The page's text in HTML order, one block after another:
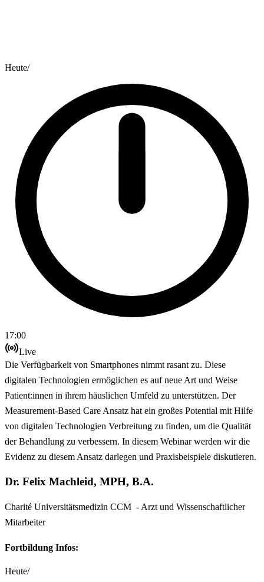
Heute/
17:00
Live
Die Verfügbarkeit von Smartphones nimmt rasant zu. Diese
digitalen Technologien ermöglichen es auf neue Art und Weise
Patient:innen in ihrem häuslichen Umfeld zu unterstützen. Der
Measurement-Based Care Ansatz hat ein großes Potential mit Hilfe
von digitalen Technologien Verbreitung zu finden, um die Qualität
der Behandlung zu verbessern. In diesem Webinar werden wir die
Evidenz zu diesem Ansatz darlegen und Praxisbeispiele diskutieren.
Dr. Felix Machleid, MPH, B.A.
Charité Universitätsmedizin CCM - Arzt und Wissenschaftlicher
Mitarbeiter
Fortbildung Infos:
Heute/